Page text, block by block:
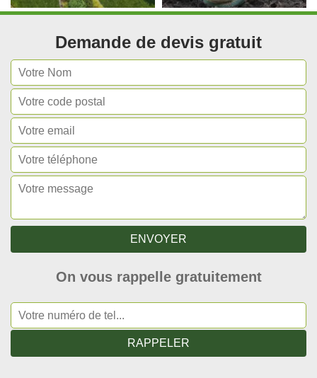
Demande de devis gratuit
On vous rappelle gratuitement